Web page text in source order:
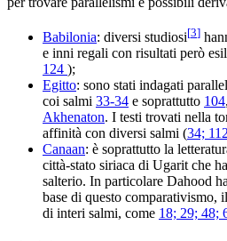
Babilonia: diversi studiosi[3]
e inni regali con risultati però
124 );
Egitto: sono stati indagati
coi salmi 33-34 e soprattutto 104
Akhenaton. I testi trovati nella
affinità con diversi salmi (34;
Canaan: è soprattutto la
città-stato siriaca di Ugarit che
salterio. In particolare Dahood
base di questo
di interi salmi, come 18; 29; 48;